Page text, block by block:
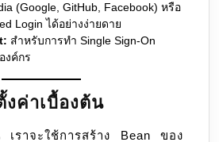
(Google, GitHub, Facebook) หรือ
Login ได้อย่างง่ายดาย
สำหรับการทำ Single Sign-On
งค์กร
งค่าเบื้องต้น
เราจะใช้การสร้าง Bean ของ